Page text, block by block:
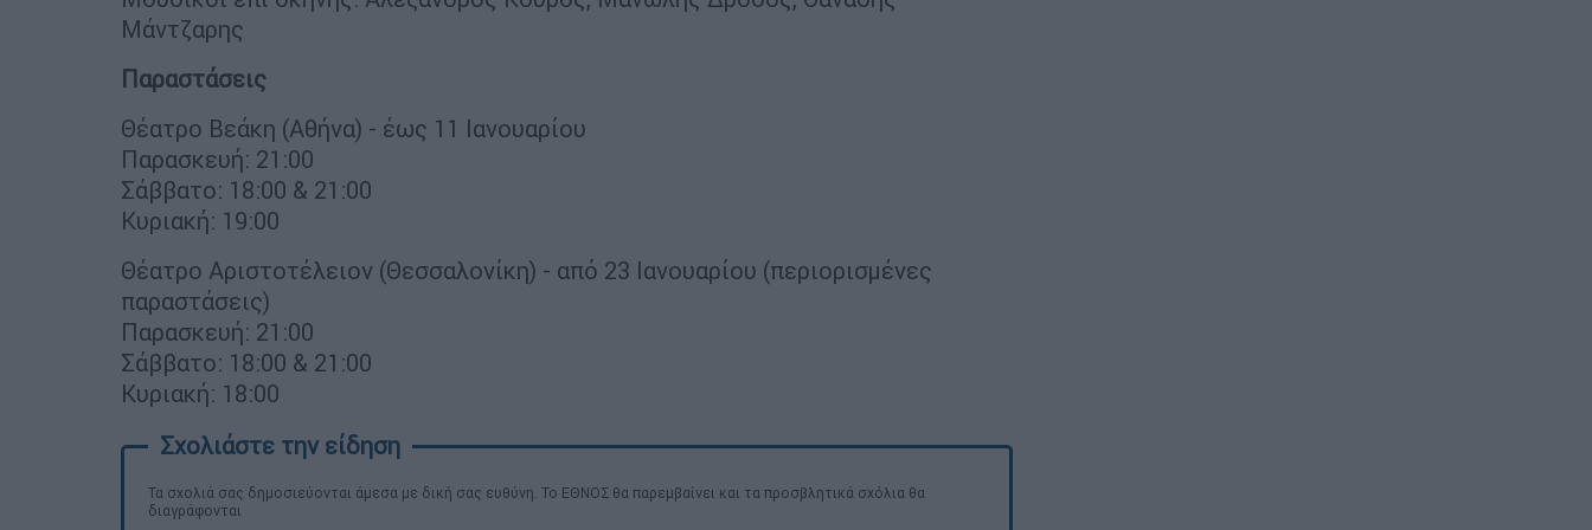
Μάντζαρης
Παραστάσεις
Θέατρο Βεάκη (Αθήνα) - έως 11 Ιανουαρίου
Παρασκευή: 21:00
Σάββατο: 18:00 & 21:00
Κυριακή: 19:00
Θέατρο Αριστοτέλειον (Θεσσαλονίκη) - από 23 Ιανουαρίου (περιορισμένες
παραστάσεις)
Παρασκευή: 21:00
Σάββατο: 18:00 & 21:00
Κυριακή: 18:00
Τα σχολιά σας δημοσιεύονται άμεσα με δική σας ευθύνη. Το ΕΘΝΟΣ θα παρεμβαίνει και τα προσβλητικά σχόλια θα
διαγράφονται